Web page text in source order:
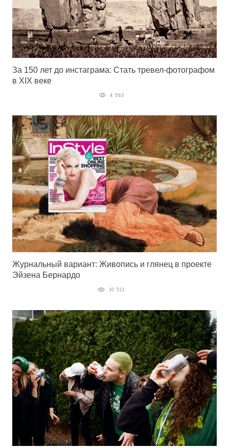
За 150 лет до инстаграма: Стать тревел-фотографом
в XIX веке
4 563
Журнальный вариант: Живопись и глянец в проекте
Эйзена Бернардо
10 511